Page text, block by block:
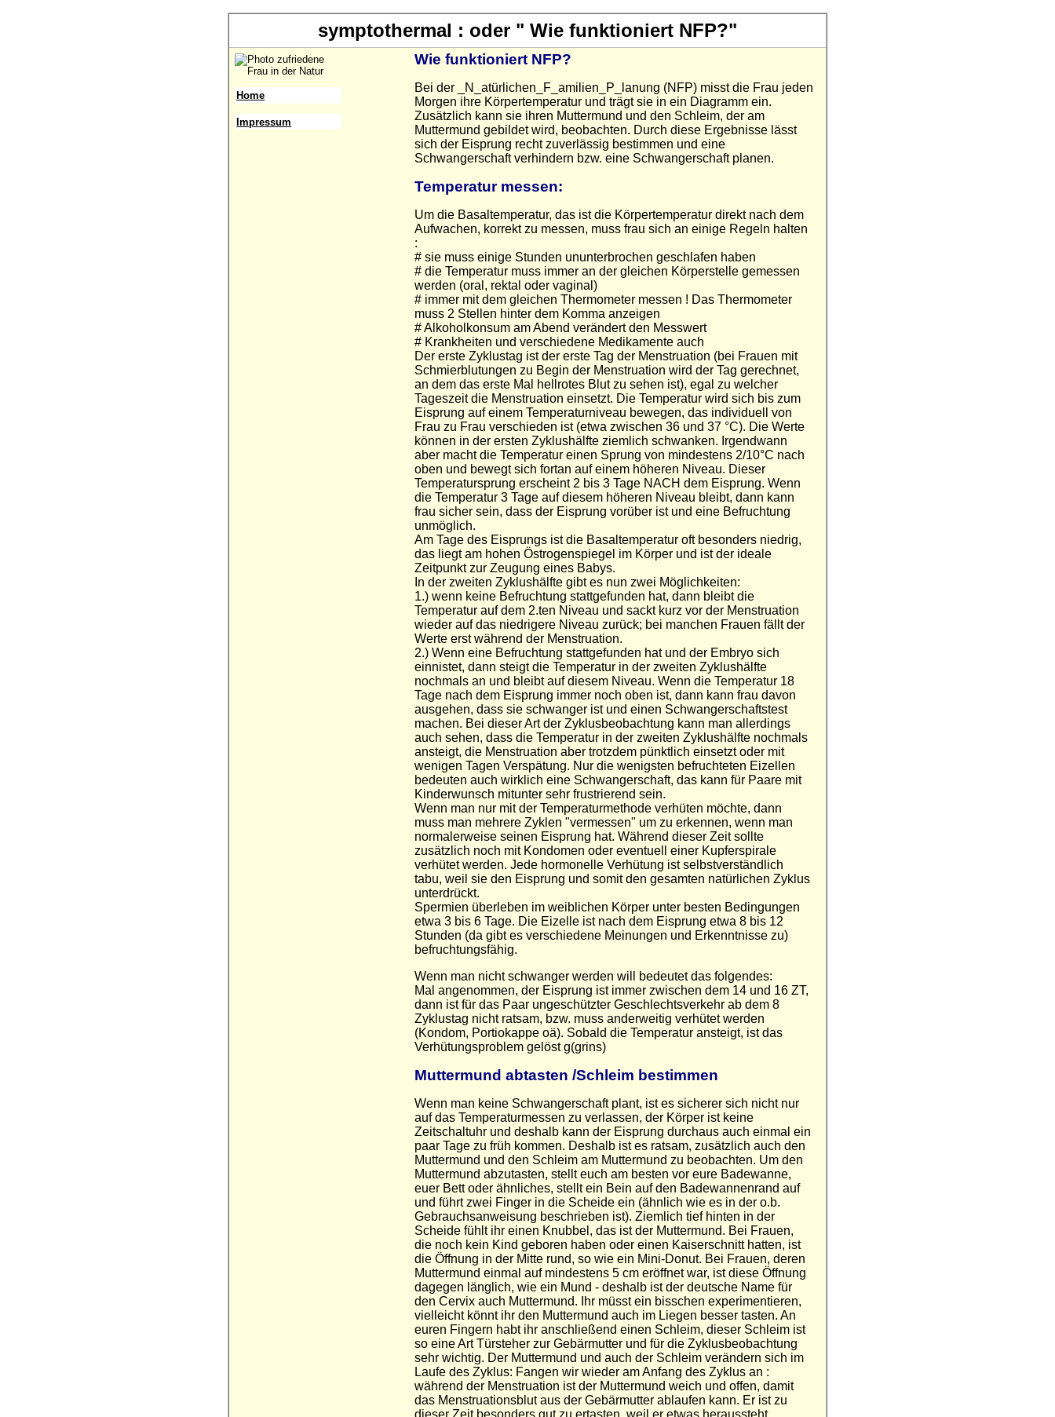
symptothermal : oder " Wie funktioniert NFP?"
Home
Impressum
Wie funktioniert NFP?
Bei der _N_atürlichen_F_amilien_P_lanung (NFP) misst die Frau jeden
Morgen ihre Körpertemperatur und trägt sie in ein Diagramm ein.
Zusätzlich kann sie ihren Muttermund und den Schleim, der am
Muttermund gebildet wird, beobachten. Durch diese Ergebnisse lässt
sich der Eisprung recht zuverlässig bestimmen und eine
Schwangerschaft verhindern bzw. eine Schwangerschaft planen.
Temperatur messen:
Um die Basaltemperatur, das ist die Körpertemperatur direkt nach dem
Aufwachen, korrekt zu messen, muss frau sich an einige Regeln halten
:
# sie muss einige Stunden ununterbrochen geschlafen haben
# die Temperatur muss immer an der gleichen Körperstelle gemessen
werden (oral, rektal oder vaginal)
# immer mit dem gleichen Thermometer messen ! Das Thermometer
muss 2 Stellen hinter dem Komma anzeigen
# Alkoholkonsum am Abend verändert den Messwert
# Krankheiten und verschiedene Medikamente auch
Der erste Zyklustag ist der erste Tag der Menstruation (bei Frauen mit
Schmierblutungen zu Begin der Menstruation wird der Tag gerechnet,
an dem das erste Mal hellrotes Blut zu sehen ist), egal zu welcher
Tageszeit die Menstruation einsetzt. Die Temperatur wird sich bis zum
Eisprung auf einem Temperaturniveau bewegen, das individuell von
Frau zu Frau verschieden ist (etwa zwischen 36 und 37 °C). Die Werte
können in der ersten Zyklushälfte ziemlich schwanken. Irgendwann
aber macht die Temperatur einen Sprung von mindestens 2/10°C nach
oben und bewegt sich fortan auf einem höheren Niveau. Dieser
Temperatursprung erscheint 2 bis 3 Tage NACH dem Eisprung. Wenn
die Temperatur 3 Tage auf diesem höheren Niveau bleibt, dann kann
frau sicher sein, dass der Eisprung vorüber ist und eine Befruchtung
unmöglich.
Am Tage des Eisprungs ist die Basaltemperatur oft besonders niedrig,
das liegt am hohen Östrogenspiegel im Körper und ist der ideale
Zeitpunkt zur Zeugung eines Babys.
In der zweiten Zyklushälfte gibt es nun zwei Möglichkeiten:
1.) wenn keine Befruchtung stattgefunden hat, dann bleibt die
Temperatur auf dem 2.ten Niveau und sackt kurz vor der Menstruation
wieder auf das niedrigere Niveau zurück; bei manchen Frauen fällt der
Werte erst während der Menstruation.
2.) Wenn eine Befruchtung stattgefunden hat und der Embryo sich
einnistet, dann steigt die Temperatur in der zweiten Zyklushälfte
nochmals an und bleibt auf diesem Niveau. Wenn die Temperatur 18
Tage nach dem Eisprung immer noch oben ist, dann kann frau davon
ausgehen, dass sie schwanger ist und einen Schwangerschaftstest
machen. Bei dieser Art der Zyklusbeobachtung kann man allerdings
auch sehen, dass die Temperatur in der zweiten Zyklushälfte nochmals
ansteigt, die Menstruation aber trotzdem pünktlich einsetzt oder mit
wenigen Tagen Verspätung. Nur die wenigsten befruchteten Eizellen
bedeuten auch wirklich eine Schwangerschaft, das kann für Paare mit
Kinderwunsch mitunter sehr frustrierend sein.
Wenn man nur mit der Temperaturmethode verhüten möchte, dann
muss man mehrere Zyklen "vermessen" um zu erkennen, wenn man
normalerweise seinen Eisprung hat. Während dieser Zeit sollte
zusätzlich noch mit Kondomen oder eventuell einer Kupferspirale
verhütet werden. Jede hormonelle Verhütung ist selbstverständlich
tabu, weil sie den Eisprung und somit den gesamten natürlichen Zyklus
unterdrückt.
Spermien überleben im weiblichen Körper unter besten Bedingungen
etwa 3 bis 6 Tage. Die Eizelle ist nach dem Eisprung etwa 8 bis 12
Stunden (da gibt es verschiedene Meinungen und Erkenntnisse zu)
befruchtungsfähig.
Wenn man nicht schwanger werden will bedeutet das folgendes:
Mal angenommen, der Eisprung ist immer zwischen dem 14 und 16 ZT,
dann ist für das Paar ungeschützter Geschlechtsverkehr ab dem 8
Zyklustag nicht ratsam, bzw. muss anderweitig verhütet werden
(Kondom, Portiokappe oä). Sobald die Temperatur ansteigt, ist das
Verhütungsproblem gelöst g(grins)
Muttermund abtasten /Schleim bestimmen
Wenn man keine Schwangerschaft plant, ist es sicherer sich nicht nur
auf das Temperaturmessen zu verlassen, der Körper ist keine
Zeitschaltuhr und deshalb kann der Eisprung durchaus auch einmal ein
paar Tage zu früh kommen. Deshalb ist es ratsam, zusätzlich auch den
Muttermund und den Schleim am Muttermund zu beobachten. Um den
Muttermund abzutasten, stellt euch am besten vor eure Badewanne,
euer Bett oder ähnliches, stellt ein Bein auf den Badewannenrand auf
und führt zwei Finger in die Scheide ein (ähnlich wie es in der o.b.
Gebrauchsanweisung beschrieben ist). Ziemlich tief hinten in der
Scheide fühlt ihr einen Knubbel, das ist der Muttermund. Bei Frauen,
die noch kein Kind geboren haben oder einen Kaiserschnitt hatten, ist
die Öffnung in der Mitte rund, so wie ein Mini-Donut. Bei Frauen, deren
Muttermund einmal auf mindestens 5 cm eröffnet war, ist diese Öffnung
dagegen länglich, wie ein Mund - deshalb ist der deutsche Name für
den Cervix auch Muttermund. Ihr müsst ein bisschen experimentieren,
vielleicht könnt ihr den Muttermund auch im Liegen besser tasten. An
euren Fingern habt ihr anschließend einen Schleim, dieser Schleim ist
so eine Art Türsteher zur Gebärmutter und für die Zyklusbeobachtung
sehr wichtig. Der Muttermund und auch der Schleim verändern sich im
Laufe des Zyklus: Fangen wir wieder am Anfang des Zyklus an :
während der Menstruation ist der Muttermund weich und offen, damit
das Menstruationsblut aus der Gebärmutter ablaufen kann. Er ist zu